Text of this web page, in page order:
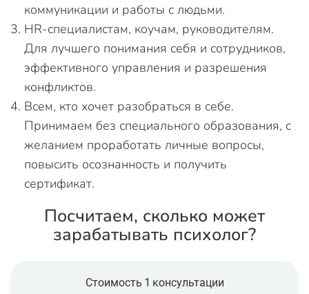
коммуникации и работы с людьми.
HR-специалистам, коучам, руководителям.
Для лучшего понимания себя и сотрудников,
эффективного управления и разрешения
конфликтов.
Всем, кто хочет разобраться в себе.
Принимаем без специального образования, с
желанием проработать личные вопросы,
повысить осознанность и получить
сертификат.
Посчитаем, сколько может
зарабатывать психолог?
Стоимость 1 консультации